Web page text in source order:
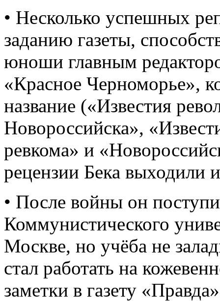
• Несколько успешных
заданию газеты,
юноши главным
«Красное Черноморье»,
название («Известия
Новороссийска»,
ревкома» и
рецензии Бека выходили
• После войны он
Коммунистического
Москве, но учёба не
стал работать на
заметки в газету